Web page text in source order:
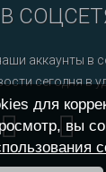
аккаунты в
сегодня в
для
вы